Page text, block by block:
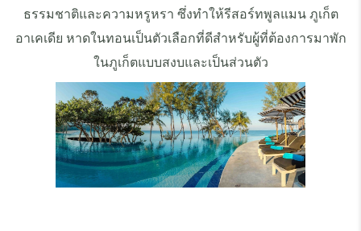
ธรรมชาติและความหรูหรา ซึ่งทำให้รีสอร์ทพูลแมน ภูเก็ต
อาเคเดีย หาดในทอนเป็นตัวเลือกที่ดีสำหรับผู้ที่ต้องการมาพัก
ในภูเก็ตแบบสงบและเป็นส่วนตัว